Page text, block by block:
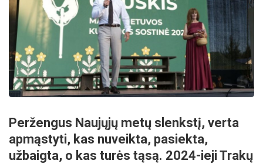
Peržengus Naujųjų metų slenkstį, verta
apmąstyti, kas nuveikta, pasiekta,
užbaigta, o kas turės tąsą. 2024-ieji Trakų